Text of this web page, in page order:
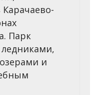
Парк
и